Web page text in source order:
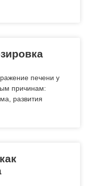
печени у
причинам:
развития